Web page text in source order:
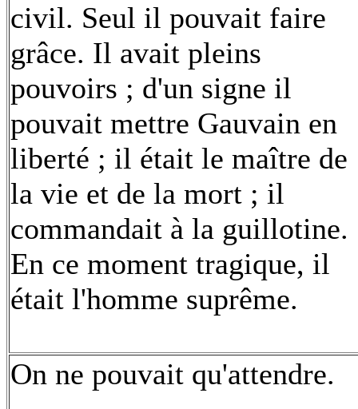
civil. Seul il pouvait faire
grâce. Il avait pleins
pouvoirs ; d'un signe il
pouvait mettre Gauvain en
liberté ; il était le maître de
la vie et de la mort ; il
commandait à la guillotine.
En ce moment tragique, il
était l'homme suprême.
On ne pouvait qu'attendre.